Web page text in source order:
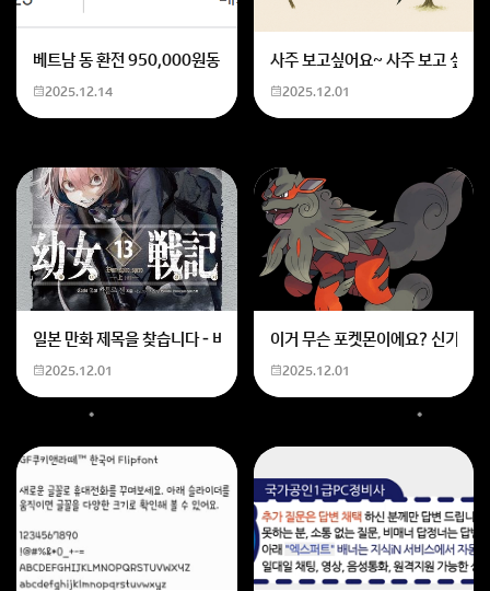
신건강에 좋습니다. ㅠㅠ
요.
회원가입 혹은 광고 [X]를 누르면 내용이 보입니다
베트남 동 환전 950,000원동 한화 계산할때0하나 빼고 나누기 2하면
2025.12.14
사주 보고싶어요~ 사주 보고 싶
2025.12.01
일본 만화 제목을 찾습니다 - 비행 마법 저격 여자 기억하기로는 위의 내
2025.12.01
이거 무슨 포켓몬이에요? 신기하
2025.12.01